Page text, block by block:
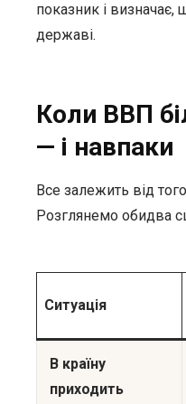
показник і визначає,
державі.
Коли ВВП
— і навпаки
Все залежить від
Розглянемо обидва
Ситуація
В країну
приходить